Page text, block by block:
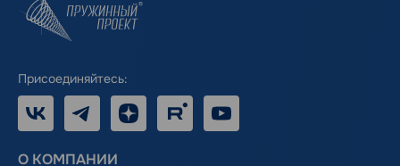
Присоединяйтесь:
Telegram Дзен RUTUBE
О КОМПАНИИ